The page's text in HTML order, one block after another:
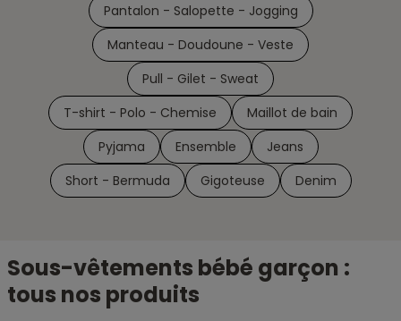
Pantalon - Salopette - Jogging
Manteau - Doudoune - Veste
Pull - Gilet - Sweat
T-shirt - Polo - Chemise
Maillot de bain
Pyjama
Ensemble
Jeans
Short - Bermuda
Gigoteuse Denim
Sous-vêtements bébé garçon :
tous nos produits